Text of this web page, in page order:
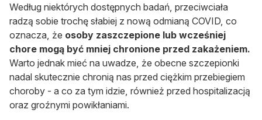
Według niektórych dostępnych badań, przeciwciała
radzą sobie trochę słabiej z nową odmianą COVID, co
oznacza, że osoby zaszczepione lub wcześniej
chore mogą być mniej chronione przed zakażeniem.
Warto jednak mieć na uwadze, że obecne szczepionki
nadal skutecznie chronią nas przed ciężkim przebiegiem
choroby - a co za tym idzie, również przed hospitalizacją
oraz groźnymi powikłaniami.